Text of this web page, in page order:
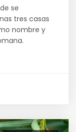
se
tres casas
nombre y